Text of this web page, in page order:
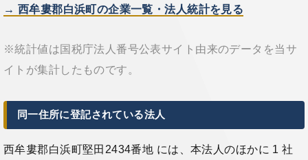
→ 西牟婁郡白浜町の企業一覧・法人統計を見る
※統計値は国税庁法人番号公表サイト由来のデータを当サ
イトが集計したものです。
同一住所に登記されている法人
西牟婁郡白浜町堅田2434番地 には、本法人のほかに 1 社